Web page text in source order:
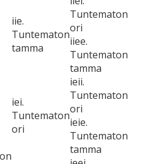
iie.
Tuntematon
tamma
Tuntematon
ori
iiee.
Tuntematon
tamma
iei.
Tuntematon
ori
ieii.
Tuntematon
ori
ieie.
Tuntematon
tamma